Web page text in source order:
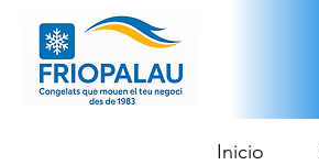
Inicio